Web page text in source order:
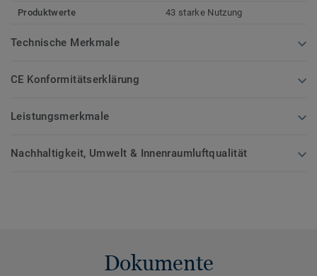
Produktwerte 43 starke Nutzung
Technische Merkmale
CE Konformitätserklärung
Leistungsmerkmale
Nachhaltigkeit, Umwelt & Innenraumluftqualität
Dokumente